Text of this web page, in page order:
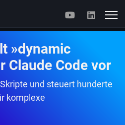
»dynamic
Claude Code vor
und steuert hunderte
komplexe